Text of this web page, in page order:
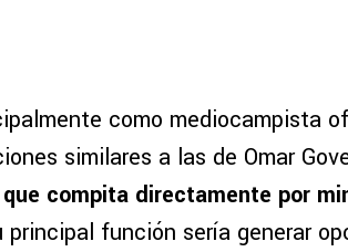
como mediocampista
similares a las de Omar
compita directamente por
principal función sería generar